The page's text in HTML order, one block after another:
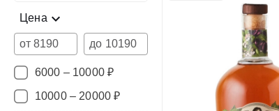
Цена
от до
6000 – 10000 ₽
10000 – 20000 ₽